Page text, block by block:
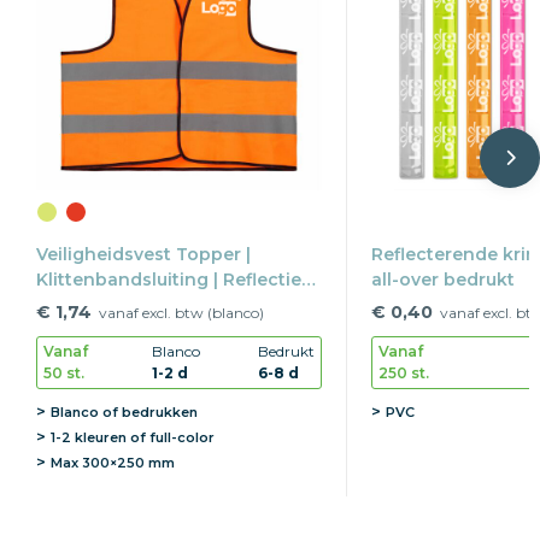
Veiligheidsvest Topper |
Klittenbandsluiting | Reflectie
EN20471 | S-3XL
€ 1,74 vanaf excl. btw (blanco)
Vanaf
50 st.
Blanco
1-2 d
Bedrukt
6-8 d
Blanco of bedrukken
1-2 kleuren of full-color
Max 300×250 mm
Reflecterende
all-over bedrukt
€ 0,40 vanaf excl.
Vanaf
250 st.
PVC